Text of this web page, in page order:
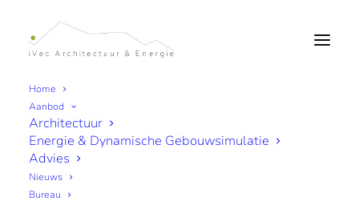
Home
Aanbod
Architectuur
Energie & Dynamische Gebouwsimulatie
Advies
Nieuws
Bureau
Privacybeleid
Contactgegevens: